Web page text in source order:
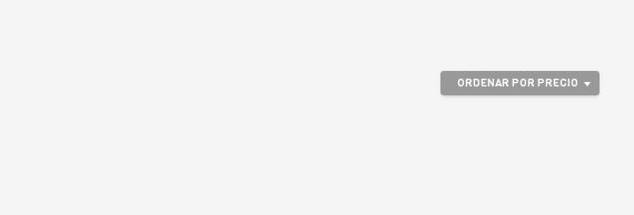
ORDENAR POR PRECIO